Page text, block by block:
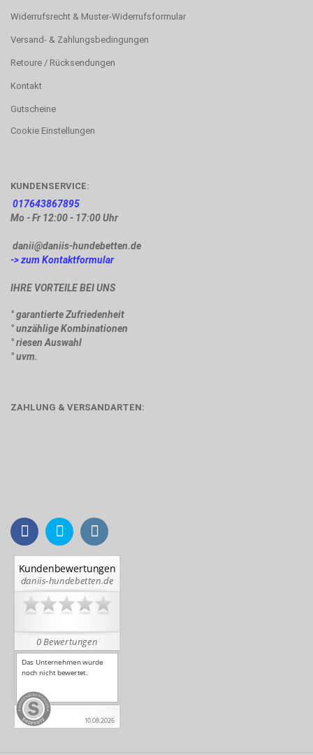
Widerrufsrecht & Muster-Widerrufsformular
Versand- & Zahlungsbedingungen
Retoure / Rücksendungen
Kontakt
Gutscheine
Cookie Einstellungen
KUNDENSERVICE:
017643867895
Mo - Fr 12:00 - 17:00 Uhr
danii@daniis-hundebetten.de
-> zum Kontaktformular
IHRE VORTEILE BEI UNS
° garantierte Zufriedenheit
° unzählige Kombinationen
° riesen Auswahl
° uvm.
ZAHLUNG & VERSANDARTEN: